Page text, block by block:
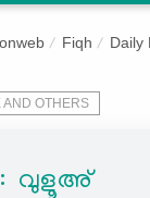
Fiqh Daily
AND OTHERS
വുളൂഅ്